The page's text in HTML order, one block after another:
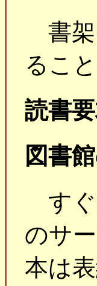
書架
ること
読書
図書
すぐ
のサ
本は